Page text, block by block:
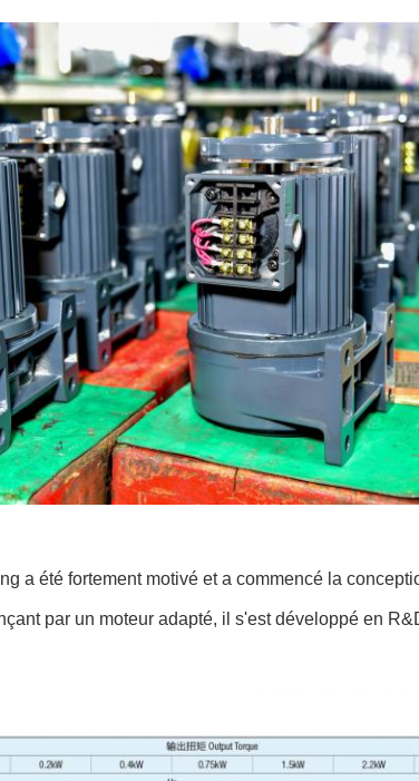
a été fortement motivé et a commencé la
par un moteur adapté, il s'est développé en